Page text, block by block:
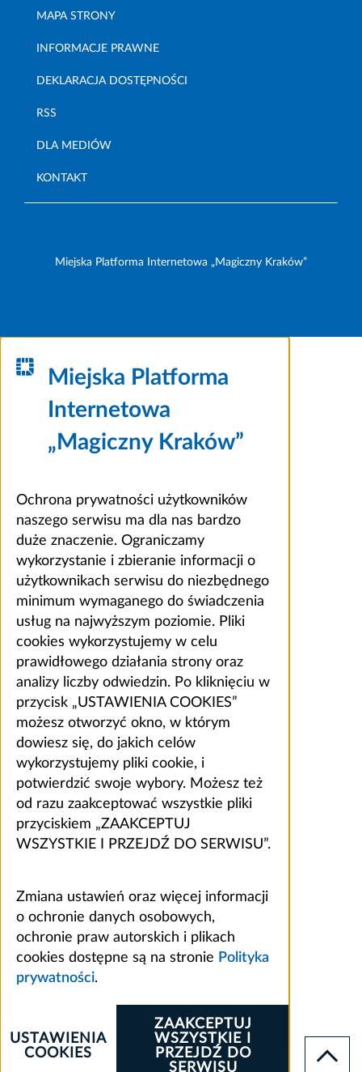
MAPA STRONY
INFORMACJE PRAWNE
DEKLARACJA DOSTĘPNOŚCI
RSS
DLA MEDIÓW
KONTAKT
Miejska Platforma Internetowa „Magiczny Kraków”
Miejska Platforma
Internetowa
„Magiczny Kraków”
Ochrona prywatności użytkowników
naszego serwisu ma dla nas bardzo
duże znaczenie. Ograniczamy
wykorzystanie i zbieranie informacji o
użytkownikach serwisu do niezbędnego
minimum wymaganego do świadczenia
usług na najwyższym poziomie. Pliki
cookies wykorzystujemy w celu
prawidłowego działania strony oraz
analizy liczby odwiedzin. Po kliknięciu w
przycisk „USTAWIENIA COOKIES”
możesz otworzyć okno, w którym
dowiesz się, do jakich celów
wykorzystujemy pliki cookie, i
potwierdzić swoje wybory. Możesz też
od razu zaakceptować wszystkie pliki
przyciskiem „ZAAKCEPTUJ
WSZYSTKIE I PRZEJDŹ DO SERWISU”.
Zmiana ustawień oraz więcej informacji
o ochronie danych osobowych,
ochronie praw autorskich i plikach
cookies dostępne są na stronie Polityka
prywatności.
ZAAKCEPTUJ
WSZYSTKIE I
PRZEJDŹ DO
SERWISU
USTAWIENIA
COOKIES